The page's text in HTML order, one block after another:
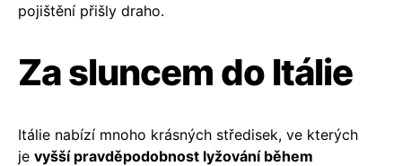
pojištění přišly draho.
Za sluncem do Itálie
Itálie nabízí mnoho krásných středisek, ve kterých
je vyšší pravděpodobnost lyžování během